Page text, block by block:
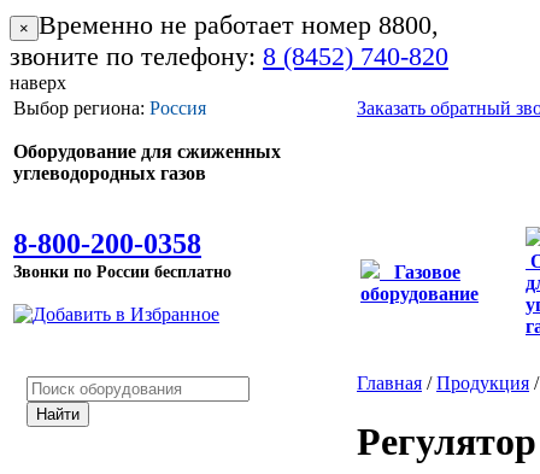
× Временно не работает номер 8800,
звоните по телефону: 8 (8452) 740-820
наверх
Выбор региона: Россия
Оборудование для сжиженных
углеводородных газов
8-800-200-0358
Звонки по России бесплатно
Заказать обратный
Газовое
оборудование
Главная /Продукция